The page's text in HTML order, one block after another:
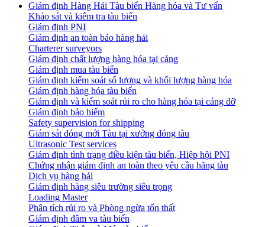
Giám định Hàng Hải Tàu biển Hàng hóa và Tư vấn
Khảo sát và kiểm tra tàu biển
Giám định PNI
Giám định an toàn bảo hàng hải
Charterer surveyors
Giám định chất lượng hàng hóa tại cảng
​Giám định mua tàu biển
Giám định kiểm soát số lượng và khối lượng hàng hóa
Giám định hàng hóa tàu biển
Giám định và kiểm soát rủi ro cho hàng hóa tại cảng dỡ
Giám định bảo hiểm
Safety supervision for shipping
Giám sát đóng mới Tàu tại xưởng đóng tàu
Ultrasonic Test services
Giám định tình trạng điều kiện tàu biển, Hiệp hội PNI
Chứng nhận giám định an toàn theo yêu cầu hãng tàu
Dịch vụ hàng hải
Giám định hàng siêu trường siêu trọng
Loading Master
Phân tích rủi ro và Phòng ngừa tổn thất
​Giám định đâm va tàu biển